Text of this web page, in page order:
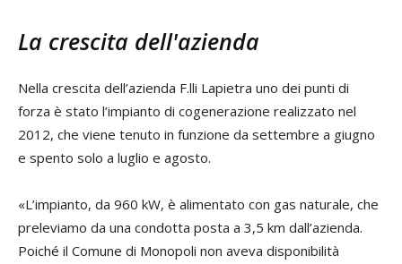
La crescita dell'azienda
Nella crescita dell’azienda F.lli Lapietra uno dei punti di
forza è stato l’impianto di cogenerazione realizzato nel
2012, che viene tenuto in funzione da settembre a giugno
e spento solo a luglio e agosto.
«L’impianto, da 960 kW, è alimentato con gas naturale, che
preleviamo da una condotta posta a 3,5 km dall’azienda.
Poiché il Comune di Monopoli non aveva disponibilità